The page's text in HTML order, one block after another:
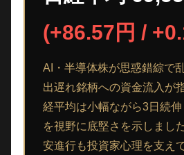
(+86.57円 /
AI・半導体株が思惑錯綜で
出遅れ銘柄への資金流入が
経平均は小幅ながら3日続伸
を視野に底堅さを示しまし
安進行も投資家心理を支え